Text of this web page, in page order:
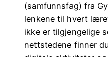
(samfunnsfag) fra
lenkene til hvert
ikke er tilgjengelige
nettstedene finner